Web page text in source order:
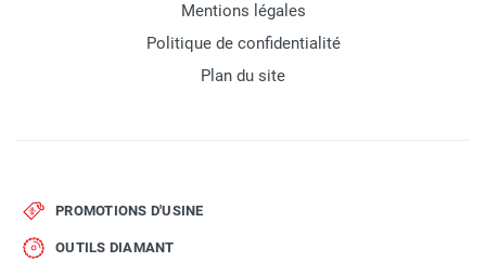
Mentions légales
Politique de confidentialité
Plan du site
PROMOTIONS D'USINE
OUTILS DIAMANT